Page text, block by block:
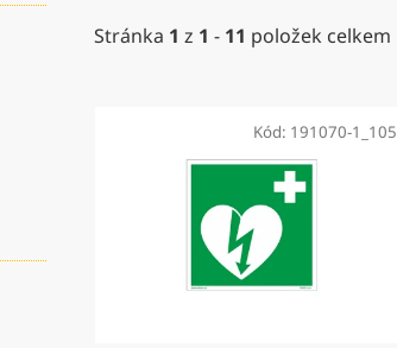
Stránka 1 z 1 - 11 položek celkem
Kód: 191070-1_105